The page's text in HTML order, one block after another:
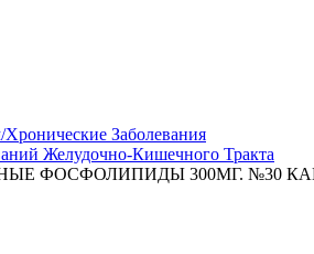
Заболевания
Желудочно-Кишечного Тракта
ФОСФОЛИПИДЫ 300МГ. №30